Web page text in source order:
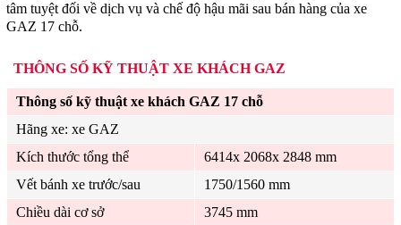
tâm tuyệt đối về dịch vụ và chế độ hậu mãi sau bán hàng của xe
GAZ 17 chỗ.
THÔNG SỐ KỸ THUẬT XE KHÁCH GAZ
Thông số kỹ thuật xe khách GAZ 17 chỗ
Hãng xe: xe GAZ
Kích thước tổng thể
6414x 2068x 2848 mm
Vết bánh xe trước/sau
1750/1560 mm
Chiều dài cơ sở
3745 mm